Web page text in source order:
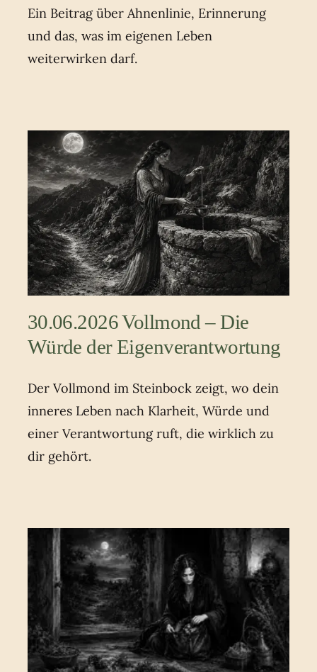
Ein Beitrag über Ahnenlinie, Erinnerung
und das, was im eigenen Leben
weiterwirken darf.
30.06.2026 Vollmond – Die
Würde der Eigenverantwortung
Der Vollmond im Steinbock zeigt, wo dein
inneres Leben nach Klarheit, Würde und
einer Verantwortung ruft, die wirklich zu
dir gehört.